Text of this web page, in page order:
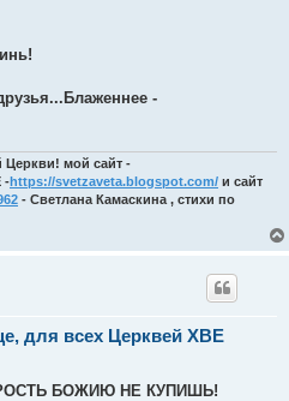
-
Церкви! мой сайт -
-https://svetzaveta.blogspot.com/ и сайт
- Светлана Камаскина , стихи по
для всех Церквей ХВЕ
БОЖИЮ НЕ КУПИШЬ!